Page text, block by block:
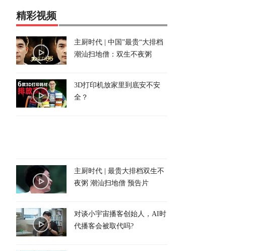
精彩视频
主厨时代 | 中国”最贵“大排档
潮汕扫地僧：双生不夜粥
3D打印机放家里到底安不安
全？
主厨时代 | 最贵大排档双生不
夜粥 潮汕扫地僧 预告片
对谈小宇宙播客创始人，AI时
代播客会被取代吗?